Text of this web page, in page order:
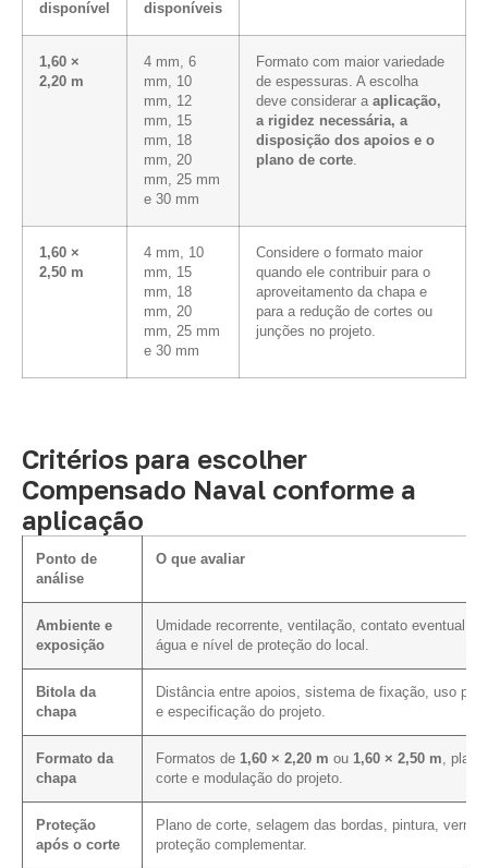
disponível
disponíveis
1,60 ×
2,20 m
4 mm, 6
mm, 10
mm, 12
mm, 15
mm, 18
mm, 20
mm, 25 mm
e 30 mm
Formato com maior variedade
de espessuras. A escolha
deve considerar a aplicação,
a rigidez necessária, a
disposição dos apoios e o
plano de corte.
1,60 ×
2,50 m
4 mm, 10
mm, 15
mm, 18
mm, 20
mm, 25 mm
e 30 mm
Considere o formato maior
quando ele contribuir para o
aproveitamento da chapa e
para a redução de cortes ou
junções no projeto.
Critérios para escolher
Compensado Naval conforme a
aplicação
Ponto de
análise
O que avaliar
Ambiente e
exposição
Umidade recorrente, ventilação, contato eventual
água e nível de proteção do local.
Bitola da
chapa
Distância entre apoios, sistema de fixação, uso
e especificação do projeto.
Formato da
chapa
Formatos de 1,60 × 2,20 m ou 1,60 × 2,50 m, plano
corte e modulação do projeto.
Proteção
após o corte
Plano de corte, selagem das bordas, pintura, verniz
proteção complementar.